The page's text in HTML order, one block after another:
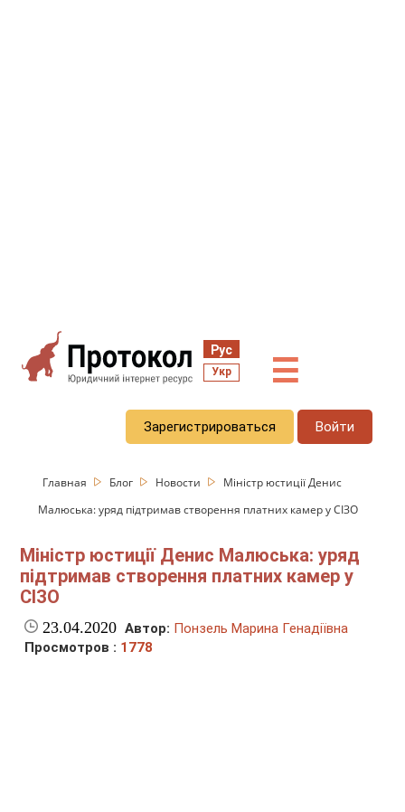
Рус
Укр ☰
Зарегистрироваться Войти
Главная Блог Новости
Міністр юстиції Денис
Малюська: уряд підтримав створення платних камер у СІЗО
Міністр юстиції Денис Малюська: уряд
підтримав створення платних камер у
СІЗО
23.04.2020 Автор: Понзель Марина Генадіївна
Просмотров : 1778